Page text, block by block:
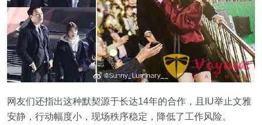
网友们还指出这种默契源于长达14年的合作，且IU举止文雅
安静，行动幅度小，现场秩序稳定，降低了工作风险。